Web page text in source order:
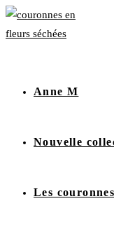
Anne M
Nouvelle
Les